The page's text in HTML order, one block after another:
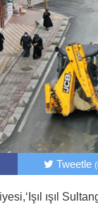
Tweetle
ışıl